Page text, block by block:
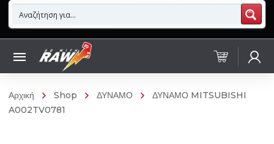
Αρχική Shop ΔΥΝΑΜΟ
ΔΥΝΑΜΟ MITSUBISHI
A002TV0781